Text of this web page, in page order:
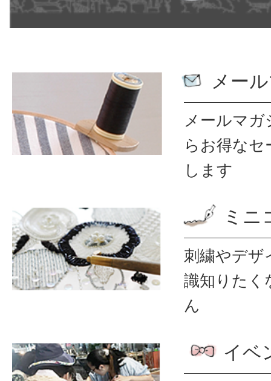
メー
メールマ
ら お得なセ
します
ミニ
刺繍やデザ
識知りたく
ん
イベ